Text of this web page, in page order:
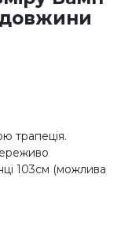
трапеція.
103см (можлива